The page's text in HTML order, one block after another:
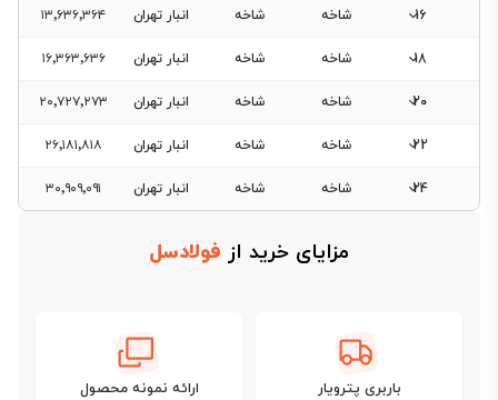
فیلتری
16 شاخه شاخه انبار تهران ۱۳٬۶۳۶٬۳۶۴
18 شاخه شاخه انبار تهران ۱۶٬۳۶۳٬۶۳۶
20 شاخه شاخه انبار تهران ۲۰٬۷۲۷٬۲۷۳
22 شاخه شاخه انبار تهران ۲۶٬۱۸۱٬۸۱۸
24 شاخه شاخه انبار تهران ۳۰٬۹۰۹٬۰۹۱
مزایای خرید از فولادسل
باربری پترویار ارائه نمونه محصول